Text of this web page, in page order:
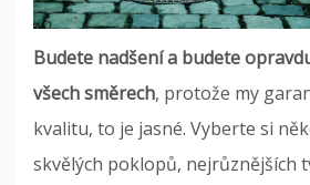
Budete nadšení a budete
všech směrech, protože my
kvalitu, to je jasné. Vyberte si
skvělých poklopů, nejrůznějších